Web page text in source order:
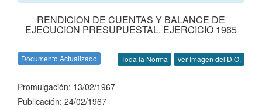
RENDICION DE CUENTAS Y BALANCE DE
EJECUCION PRESUPUESTAL. EJERCICIO 1965
Documento Actualizado Toda la Norma Ver Imagen del D.O.
Promulgación: 13/02/1967
Publicación: 24/02/1967